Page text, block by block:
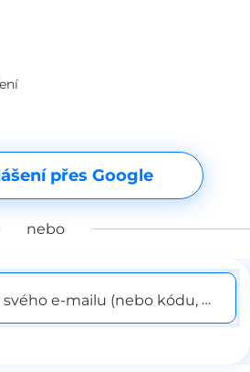
přes Google
nebo
e-mailu (nebo kódu,